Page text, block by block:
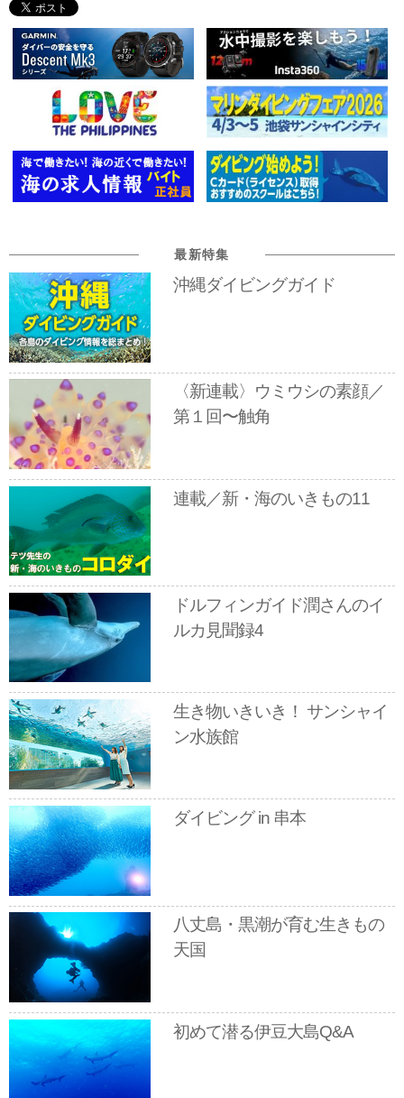
最新特集
沖縄ダイビングガイド
〈新連載〉ウミウシの素顔／
第１回〜触角
連載／新・海のいきもの11
ドルフィンガイド潤さんのイ
ルカ見聞録4
生き物いきいき！ サンシャイ
ン水族館
ダイビング in 串本
八丈島・黒潮が育む生きもの
天国
初めて潜る伊豆大島Q&A